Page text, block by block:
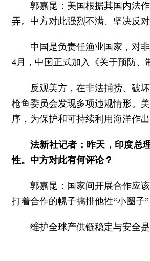
郭嘉昆：美国根据其国内法
弄。中方对此强烈不满、坚决反对
中国是负责任渔业国家，对
4月，中国正式加入《关于预防
反观美方，在非法捕捞、破
枪鱼委员会发现多项违规情形。
序，为保护和可持续利用海洋作出
法新社记者：昨天，印度总
性。中方对此有何评论？
郭嘉昆：国家间开展合作应
打着合作的幌子搞排他性“小圈子”
维护全球产供链稳定与安全